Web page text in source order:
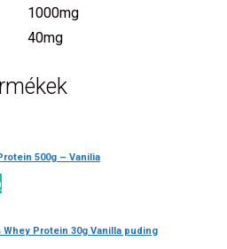
1000mg
40mg
500g – Vanilia
Whey Protein 30g Vanilla puding